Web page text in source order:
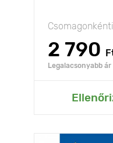
2 790
Legalacsonyabb